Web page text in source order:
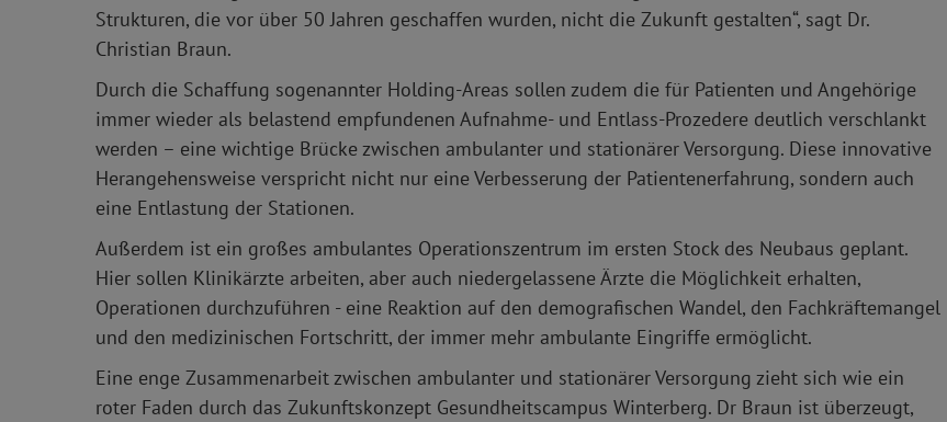
Strukturen, die vor über 50 Jahren geschaffen wurden, nicht die Zukunft gestalten“, sagt Dr.
Christian Braun.
Durch die Schaffung sogenannter Holding-Areas sollen zudem die für Patienten und Angehörige
immer wieder als belastend empfundenen Aufnahme- und Entlass-Prozedere deutlich verschlankt
werden – eine wichtige Brücke zwischen ambulanter und stationärer Versorgung. Diese innovative
Herangehensweise verspricht nicht nur eine Verbesserung der Patientenerfahrung, sondern auch
eine Entlastung der Stationen.
Außerdem ist ein großes ambulantes Operationszentrum im ersten Stock des Neubaus geplant.
Hier sollen Klinikärzte arbeiten, aber auch niedergelassene Ärzte die Möglichkeit erhalten,
Operationen durchzuführen - eine Reaktion auf den demografischen Wandel, den Fachkräftemangel
und den medizinischen Fortschritt, der immer mehr ambulante Eingriffe ermöglicht.
Eine enge Zusammenarbeit zwischen ambulanter und stationärer Versorgung zieht sich wie ein
roter Faden durch das Zukunftskonzept Gesundheitscampus Winterberg. Dr Braun ist überzeugt,